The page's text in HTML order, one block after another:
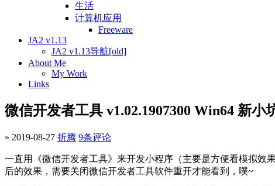
生活
计算机应用
Freeware
JA2 v1.13
JA2 v1.13导航[old]
About Me
My Work
Links
微信开发者工具 v1.02.1907300 Win64 新小
» 2019-08-27 折腾 9条评论
一直用《微信开发者工具》来开发小程序（主要是方便看模拟效
后的效果，需要关闭微信开发者工具软件重开才能看到，噗~